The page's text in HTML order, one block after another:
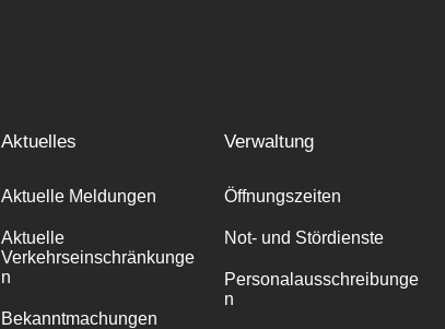
Aktuelles
Aktuelle Meldungen
Aktuelle
Verkehrseinschränkunge
n
Bekanntmachungen
Verwaltung
Öffnungszeiten
Not- und Stördienste
Personalausschreibunge
n